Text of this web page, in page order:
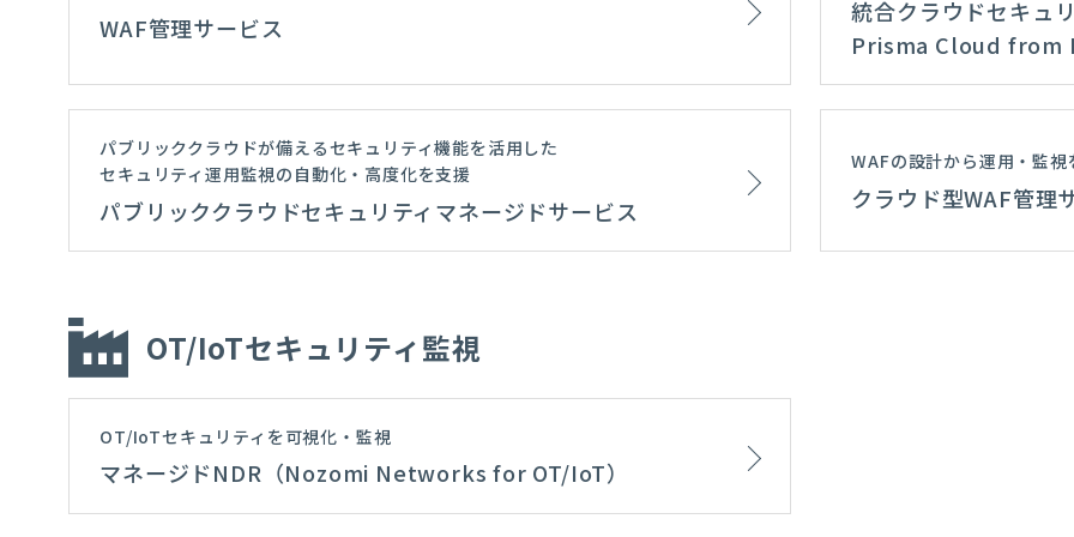
WAF管理サービス
統合クラウドセキュ
Prisma Cloud
パブリッククラウドが備えるセキュリティ機能を活用した
セキュリティ運用監視の自動化・高度化を支援
パブリッククラウドセキュリティマネージドサービス
WAFの設計から運用・監
クラウド型WAF管
OT/IoTセキュリティ監視
OT/IoTセキュリティを可視化・監視
マネージドNDR（Nozomi Networks for OT/IoT）